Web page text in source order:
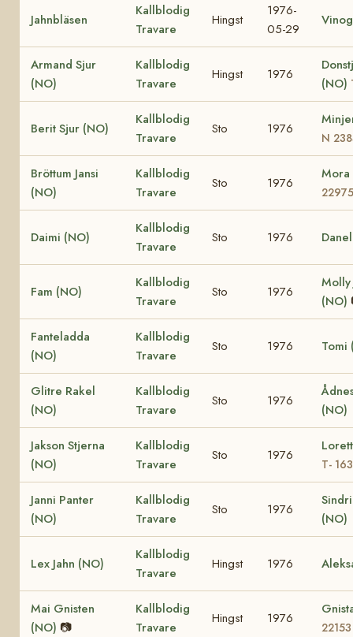
Jahnbläsen
Kallblodig
Travare
Hingst
1976-
05-29
Armand Sjur
(NO)
Kallblodig
Travare
Hingst 1976
(NO)
Berit Sjur (NO)
Kallblodig
Travare
Sto 1976
N
Bröttum Jansi
(NO)
Kallblodig
Travare
Sto 1976
22975
Daimi (NO)
Kallblodig
Travare
Sto 1976
Fam (NO)
Kallblodig
Travare
Sto 1976
Molly
(NO)
Fanteladda
(NO)
Kallblodig
Travare
Sto 1976 Tomi
Glitre Rakel
(NO)
Kallblodig
Travare
Sto 1976
(NO)
Jakson Stjerna
(NO)
Kallblodig
Travare
Sto 1976
T-
Janni Panter
(NO)
Kallblodig
Travare
Sto 1976
(NO)
Lex Jahn (NO)
Kallblodig
Travare
Hingst 1976
Mai Gnisten
(NO) 📷
Kallblodig
Travare
Hingst 1976
22153